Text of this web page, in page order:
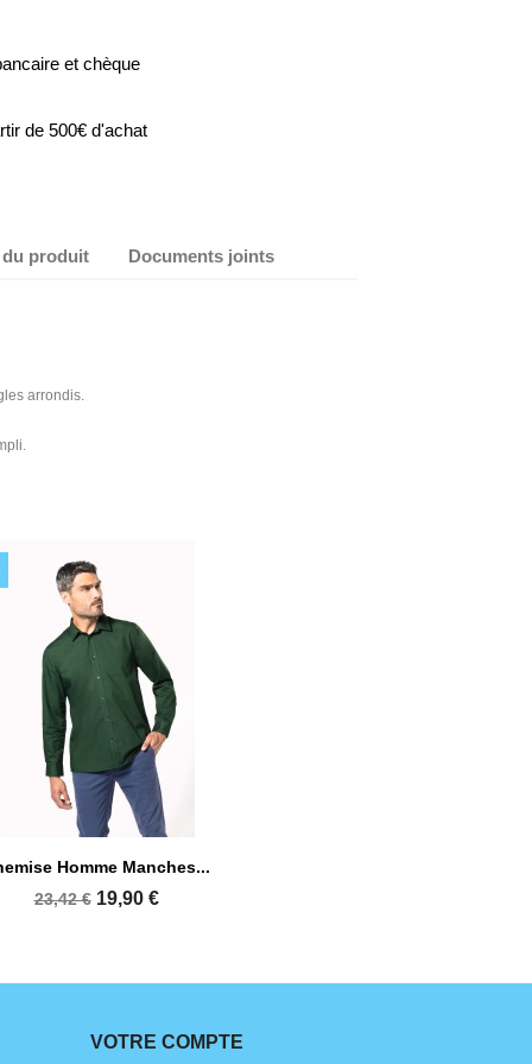
et chèque
de 500€ d'achat
du produit Documents joints
arrondis.
Aperçu rapide
Homme Manches...
23,42 € 19,90 €
VOTRE COMPTE